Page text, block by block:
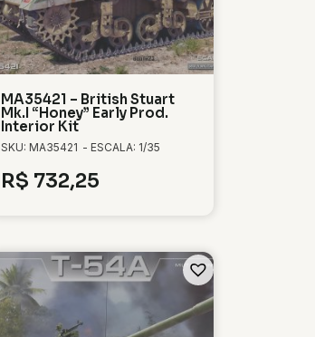
MA35421 – British Stuart
Mk.I “Honey” Early Prod.
Interior Kit
SKU: MA35421 - ESCALA: 1/35
R$ 732,25